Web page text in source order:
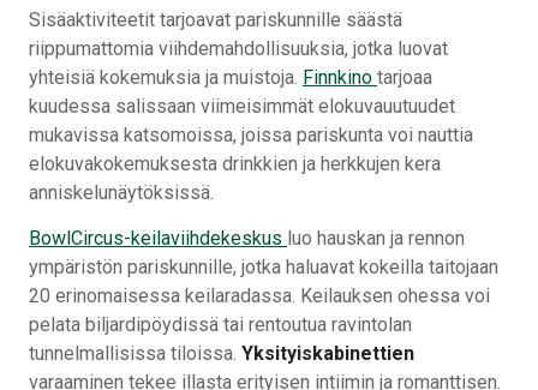
Sisäaktiviteetit tarjoavat pariskunnille säästä
riippumattomia viihdemahdollisuuksia, jotka luovat
yhteisiä kokemuksia ja muistoja. Finnkino tarjoaa
kuudessa salissaan viimeisimmät elokuvauutuudet
mukavissa katsomoissa, joissa pariskunta voi nauttia
elokuvakokemuksesta drinkkien ja herkkujen kera
anniskelunäytöksissä.
BowlCircus-keilaviihdekeskus luo hauskan ja rennon
ympäristön pariskunnille, jotka haluavat kokeilla taitojaan
20 erinomaisessa keilaradassa. Keilauksen ohessa voi
pelata biljardipöydissä tai rentoutua ravintolan
tunnelmallisissa tiloissa. Yksityiskabinettien
varaaminen tekee illasta erityisen intiimin ja romanttisen.